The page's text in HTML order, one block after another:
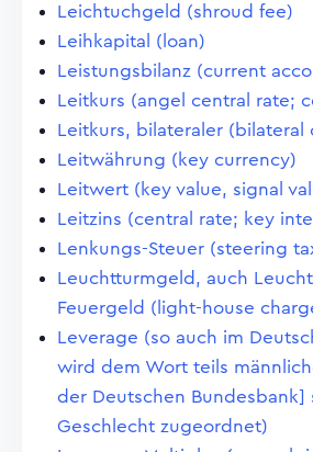
Leichtuchgeld (shroud fee)
Leihkapital (loan)
Leistungsbilanz (current
Leitkurs (angel central rate;
Leitkurs, bilateraler (bilateral
Leitwährung (key currency)
Leitwert (key value, signal
Leitzins (central rate; key
Lenkungs-Steuer (steering
Leuchtturmgeld, auch
Feuergeld (light-house
Leverage (so auch im
wird dem Wort teils
der Deutschen Bundesbank]
Geschlecht zugeordnet)